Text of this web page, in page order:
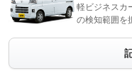
軽ビジネスカ
の検知範囲を